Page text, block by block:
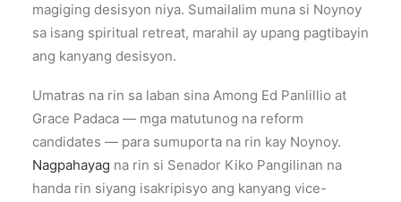
magiging desisyon niya. Sumailalim muna si Noynoy
sa isang spiritual retreat, marahil ay upang pagtibayin
ang kanyang desisyon.
Umatras na rin sa laban sina Among Ed Panlillio at
Grace Padaca — mga matutunog na reform
candidates — para sumuporta na rin kay Noynoy.
Nagpahayag na rin si Senador Kiko Pangilinan na
handa rin siyang isakripisyo ang kanyang vice-